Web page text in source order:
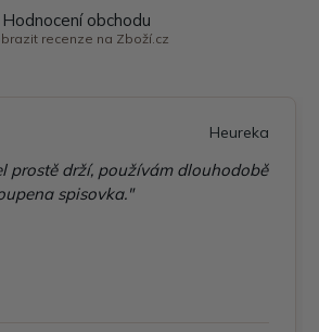
Hodnocení obchodu
recenze na Zboží.cz
Heureka
prostě drží, používám dlouhodobě
spisovka."